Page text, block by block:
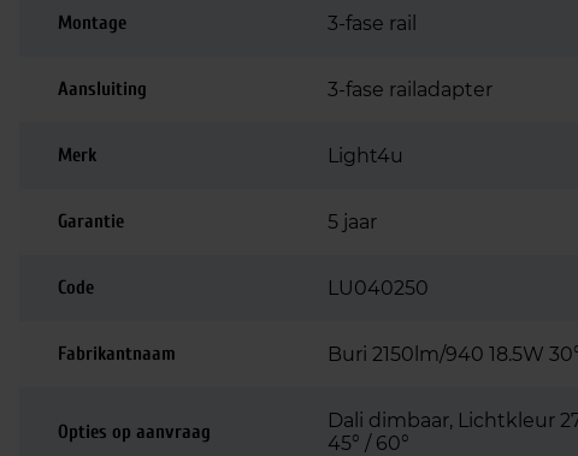
Montage 3-fase rail
Aansluiting 3-fase railadapter
Merk Light4u
Garantie 5 jaar
Code LU040250
Fabrikantnaam Buri 2150lm/940 18.5W
Opties op aanvraag
Dali dimbaar, Lichtkleur
45° / 60°